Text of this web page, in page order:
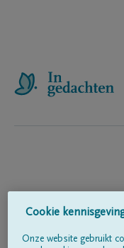
Cookie
Onze website gebruikt